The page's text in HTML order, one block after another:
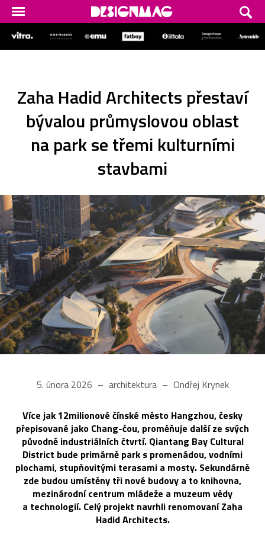
Zaha Hadid Architects přestaví
bývalou průmyslovou oblast
na park se třemi kulturními
stavbami
5. února 2026 architektura Ondřej Krynek
Více jak 12milionové čínské město Hangzhou, česky
přepisované jako Chang-čou, proměňuje další ze svých
původně industriálních čtvrtí. Qiantang Bay Cultural
District bude primárně park s promenádou, vodními
plochami, stupňovitými terasami a mosty. Sekundárně
zde budou umístěny tři nové budovy a to knihovna,
mezinárodní centrum mládeže a muzeum vědy
a technologií. Celý projekt navrhli renomovaní Zaha
Hadid Architects.